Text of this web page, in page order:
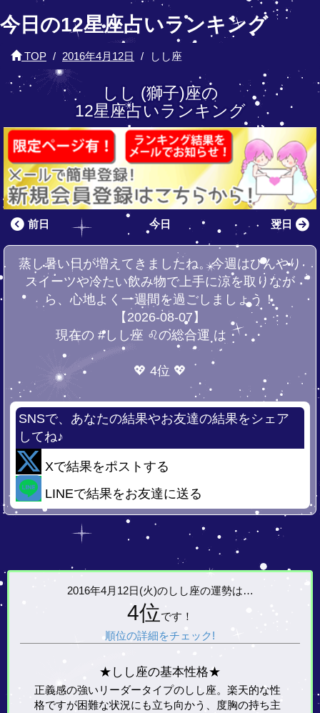
今日の12星座占いランキング
TOP 2016年4月12日 しし座
しし (獅子)座の
12星座占いランキング
前日 今日 翌日
蒸し暑い日が増えてきましたね。今週はひんやり
スイーツや冷たい飲み物で上手に涼を取りなが
ら、心地よく一週間を過ごしましょう！
【2026-08-07】
現在の #しし座 ♌の総合運 は・・・
💖 4位 💖
SNSで、あなたの結果やお友達の結果をシェア
してね♪
Xで結果をポストする
LINEで結果をお友達に送る
2016年4月12日(火)のしし座の運勢は…
4位です！
順位の詳細をチェック!
★しし座の基本性格★
正義感の強いリーダータイプのしし座。楽天的な性
格ですが困難な状況にも立ち向かう、度胸の持ち主